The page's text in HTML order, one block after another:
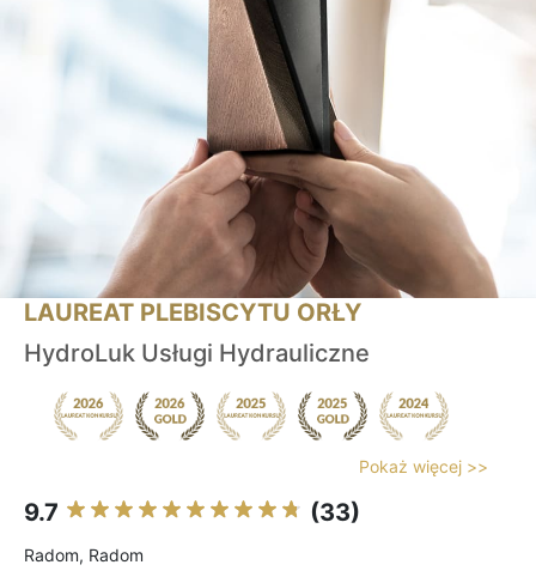
LAUREAT PLEBISCYTU ORŁY
HydroLuk Usługi Hydrauliczne
Pokaż więcej >>
9.7 (33)
Radom, Radom